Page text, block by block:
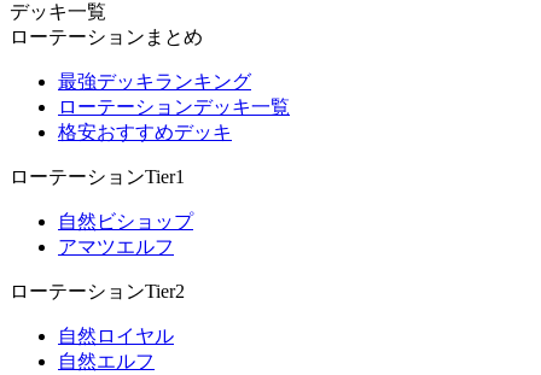
デッキ一覧
ローテーションまとめ
最強デッキランキング
ローテーションデッキ一覧
格安おすすめデッキ
ローテーションTier1
自然ビショップ
アマツエルフ
ローテーションTier2
自然ロイヤル
自然エルフ